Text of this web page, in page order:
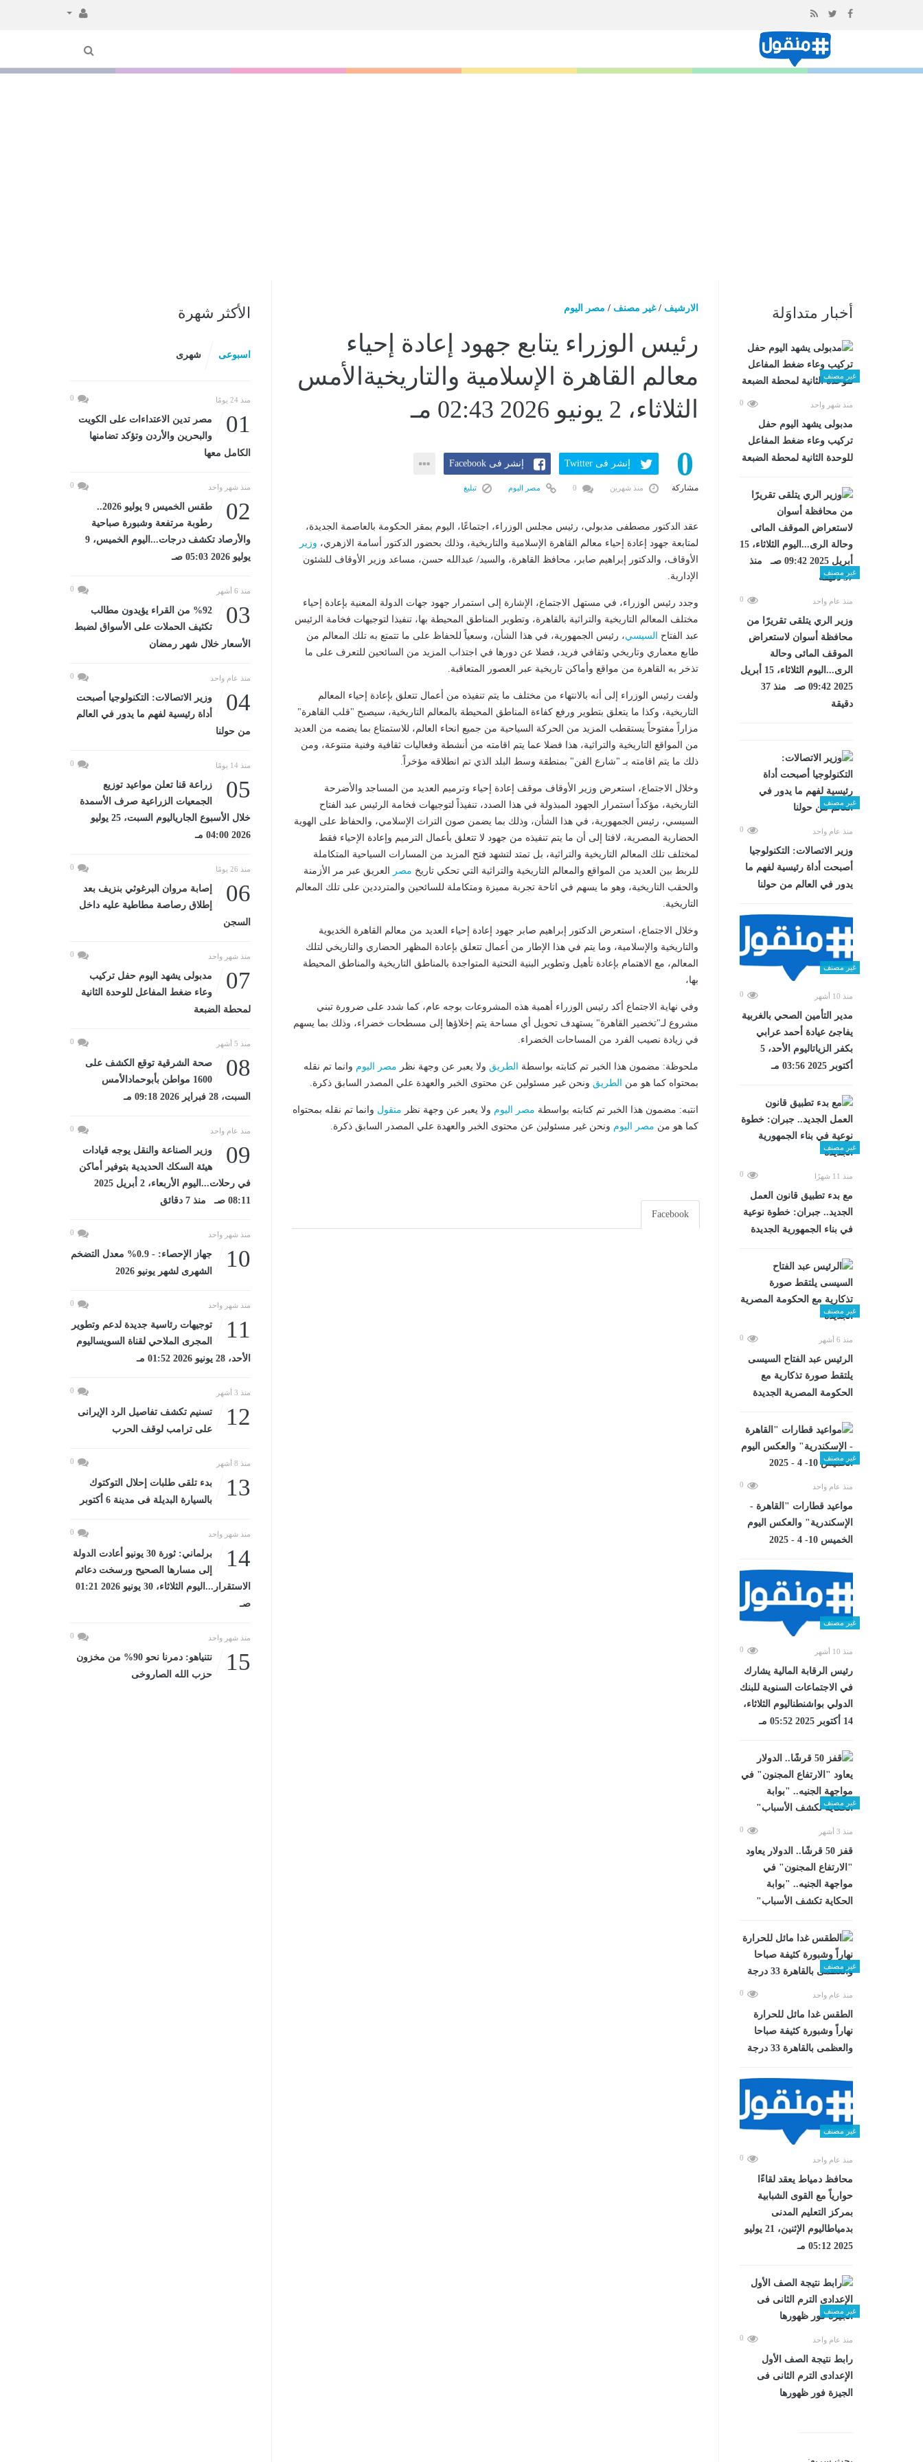
المحتوى
أخبار متداوَلة
غير مصنف
منذ شهر واحد 0
مدبولى يشهد اليوم حفل
تركيب وعاء ضغط المفاعل
للوحدة الثانية لمحطة الضبعة
غير مصنف
منذ عام واحد 0
وزير الري يتلقى تقريرًا من
محافظة أسوان لاستعراض
الموقف المائى وحالة
الرى...اليوم الثلاثاء، 15 أبريل
2025 09:42 صـ منذ 37
دقيقة
غير مصنف
منذ عام واحد 0
وزير الاتصالات: التكنولوجيا
أصبحت أداة رئيسية لفهم ما
يدور في العالم من حولنا
غير مصنف
منذ 10 أشهر 0
مدير التأمين الصحي بالغربية
يفاجئ عيادة أحمد عرابي
بكفر الزياتاليوم الأحد، 5
أكتوبر 2025 03:56 مـ
غير مصنف
منذ 11 شهرًا 0
مع بدء تطبيق قانون العمل
الجديد.. جبران: خطوة نوعية
في بناء الجمهورية الجديدة
غير مصنف
منذ 6 أشهر 0
الرئيس عبد الفتاح السيسى
يلتقط صورة تذكارية مع
الحكومة المصرية الجديدة
غير مصنف
منذ عام واحد 0
مواعيد قطارات "القاهرة -
الإسكندرية" والعكس اليوم
الخميس 10- 4 - 2025
غير مصنف
منذ 10 أشهر 0
رئيس الرقابة المالية يشارك
في الاجتماعات السنوية للبنك
الدولي بواشنطناليوم الثلاثاء،
14 أكتوبر 2025 05:52 مـ
غير مصنف
منذ 3 أشهر 0
قفز 50 قرشًا.. الدولار يعاود
"الارتفاع المجنون" في
مواجهة الجنيه.. "بوابة
الحكاية تكشف الأسباب"
غير مصنف
منذ عام واحد 0
الطقس غدا مائل للحرارة
نهاراً وشبورة كثيفة صباحا
والعظمى بالقاهرة 33 درجة
غير مصنف
منذ عام واحد 0
محافظ دمياط يعقد لقاءًا
حوارياً مع القوى الشبابية
بمركز التعليم المدنى
بدمياطاليوم الإثنين، 21 يوليو
2025 05:12 مـ
غير مصنف
منذ عام واحد 0
رابط نتيجة الصف الأول
الإعدادى الترم الثانى فى
الجيزة فور ظهورها
الارشيف /غير مصنف / مصر اليوم
رئيس الوزراء يتابع جهود إعادة إحياء
معالم القاهرة الإسلامية والتاريخيةالأمس
الثلاثاء، 2 يونيو 2026 02:43 مـ
0
مشاركة
إنشر فى Twitter إنشر فى Facebook
منذ شهرين مصر اليوم تبليغ
عقد الدكتور مصطفى مدبولي، رئيس مجلس الوزراء، اجتماعًا، اليوم بمقر الحكومة بالعاصمة الجديدة،
لمتابعة جهود إعادة إحياء معالم القاهرة الإسلامية والتاريخية، وذلك بحضور الدكتور أسامة الازهري، وزير
الأوقاف، والدكتور إبراهيم صابر، محافظ القاهرة، والسيد/ عبدالله حسن، مساعد وزير الأوقاف للشئون
الإدارية.
وجدد رئيس الوزراء، في مستهل الاجتماع، الإشارة إلى استمرار جهود جهات الدولة المعنية بإعادة إحياء
مختلف المعالم التاريخية والتراثية بالقاهرة، وتطوير المناطق المحيطة بها، تنفيذا لتوجيهات فخامة الرئيس
عبد الفتاح
السيسي، رئيس الجمهورية، في هذا الشأن، وسعياً للحفاظ على ما تتمتع به تلك المعالم من
طابع معماري وتاريخي وثقافي فريد، فضلا عن دورها في اجتذاب المزيد من السائحين للتعرف على ما
تذخر به القاهرة من مواقع وأماكن تاريخية عبر العصور المتعاقبة.
ولفت رئيس الوزراء إلى أنه بالانتهاء من مختلف ما يتم تنفيذه من أعمال تتعلق بإعادة إحياء المعالم
التاريخية، وكذا ما يتعلق بتطوير ورفع كفاءة المناطق المحيطة بالمعالم التاريخية، سيصبح "قلب القاهرة"
مزاراً مفتوحاً يستقطب المزيد من الحركة السياحية من جميع انحاء العالم، للاستمتاع بما يضمه من العديد
من المواقع التاريخية والتراثية، هذا فضلا عما يتم اقامته من أنشطة وفعاليات ثقافية وفنية متنوعة، ومن
ذلك ما يتم اقامته بـ "شارع الفن" بمنطقة وسط البلد الذي تم انطلاقه مؤخراً.
وخلال الاجتماع، استعرض وزير الأوقاف موقف إعادة إحياء وترميم العديد من المساجد والأضرحة
التاريخية، مؤكداً استمرار الجهود المبذولة في هذا الصدد، تنفيذاً لتوجيهات فخامة الرئيس عبد الفتاح
السيسي، رئيس الجمهورية، في هذا الشأن، وذلك بما يضمن صون التراث الإسلامي، والحفاظ على الهوية
الحضارية المصرية، لافتا إلى أن ما يتم تنفيذه من جهود لا تتعلق بأعمال الترميم وإعادة الإحياء فقط
لمختلف تلك المعالم التاريخية والتراثية، بل تمتد لتشهد فتح المزيد من المسارات السياحية المتكاملة
للربط بين العديد من المواقع والمعالم التاريخية والتراثية التي تحكي تاريخ مصر
العريق عبر مر الأزمنة
والحقب التاريخية، وهو ما يسهم في اتاحة تجربة مميزة ومتكاملة للسائحين والمترددين على تلك المعالم
التاريخية.
وخلال الاجتماع، استعرض الدكتور إبراهيم صابر جهود إعادة إحياء العديد من معالم القاهرة الخديوية
والتاريخية والإسلامية، وما يتم في هذا الإطار من أعمال تتعلق بإعادة المظهر الحضاري والتاريخي لتلك
المعالم، مع الاهتمام بإعادة تأهيل وتطوير البنية التحتية المتواجدة بالمناطق التاريخية والمناطق المحيطة
بها،
وفي نهاية الاجتماع أكد رئيس الوزراء أهمية هذه المشروعات بوجه عام، كما شدد على ضرورة تبني
مشروع لـ"تخضير القاهرة" يستهدف تحويل أي مساحة يتم إخلاؤها إلى مسطحات خضراء، وذلك بما يسهم
في زيادة نصيب الفرد من المساحات الخضراء.
ملحوظة: مضمون هذا الخبر تم كتابته بواسطة الطريق ولا يعبر عن وجهة نظر مصر اليوم وانما تم نقله
بمحتواه كما هو من
الطريق ونحن غير مسئولين عن محتوى الخبر والعهدة علي المصدر السابق ذكرة.
انتبه: مضمون هذا الخبر تم كتابته بواسطة مصر اليوم ولا يعبر عن وجهة نظر منقول وانما تم نقله بمحتواه
كما هو من مصر اليوم ونحن غير مسئولين عن محتوى الخبر والعهدة علي المصدر السابق ذكرة.
Facebook
الأكثر شهرة
اسبوعى شهرى
منذ 24 يومًا 0
01
مصر تدين الاعتداءات على الكويت
والبحرين والأردن وتؤكد تضامنها
الكامل معها
منذ شهر واحد 0
02
طقس الخميس 9 يوليو 2026..
رطوبة مرتفعة وشبورة صباحية
والأرصاد تكشف درجات...اليوم الخميس، 9
يوليو 2026 05:03 صـ
منذ 6 أشهر 0
03
%92 من القراء يؤيدون مطالب
تكثيف الحملات على الأسواق لضبط
الأسعار خلال شهر رمضان
منذ عام واحد 0
04
وزير الاتصالات: التكنولوجيا أصبحت
أداة رئيسية لفهم ما يدور في العالم
من حولنا
منذ 14 يومًا 0
05
زراعة قنا تعلن مواعيد توزيع
الجمعيات الزراعية صرف الأسمدة
خلال الأسبوع الجارياليوم السبت، 25 يوليو
2026 04:00 مـ
منذ 26 يومًا 0
06
إصابة مروان البرغوثي بنزيف بعد
إطلاق رصاصة مطاطية عليه داخل
السجن
منذ شهر واحد 0
07
مدبولى يشهد اليوم حفل تركيب
وعاء ضغط المفاعل للوحدة الثانية
لمحطة الضبعة
منذ 5 أشهر 0
08
صحة الشرقية توقع الكشف على
1600 مواطن بأبوحمادالأمس
السبت، 28 فبراير 2026 09:18 مـ
منذ عام واحد 0
09
وزير الصناعة والنقل يوجه قيادات
هيئة السكك الحديدية بتوفير أماكن
في رحلات...اليوم الأربعاء، 2 أبريل 2025
08:11 صـ منذ 7 دقائق
منذ شهر واحد 0
10
جهاز الإحصاء: - 0.9% معدل التضخم
الشهرى لشهر يونيو 2026
منذ شهر واحد 0
11
توجيهات رئاسية جديدة لدعم وتطوير
المجرى الملاحي لقناة السويساليوم
الأحد، 28 يونيو 2026 01:52 مـ
منذ 3 أشهر 0
12
تسنيم تكشف تفاصيل الرد الإيرانى
على ترامب لوقف الحرب
منذ 8 أشهر 0
13
بدء تلقى طلبات إحلال التوكتوك
بالسيارة البديلة فى مدينة 6 أكتوبر
منذ شهر واحد 0
14
برلماني: ثورة 30 يونيو أعادت الدولة
إلى مسارها الصحيح ورسخت دعائم
الاستقرار...اليوم الثلاثاء، 30 يونيو 2026 01:21
صـ
منذ شهر واحد 0
15
نتنياهو: دمرنا نحو 90% من مخزون
حزب الله الصاروخى